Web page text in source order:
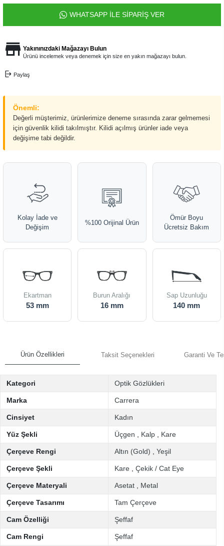
WHATSAPP İLE SİPARİŞ VER
Yakınınızdaki Mağazayı Bulun
Ürünü incelemek veya denemek için size en yakın mağazayı bulun.
Paylaş
Önemli:
Değerli müşterimiz, ürünlerimize deneme sırasında zarar gelmemesi
için güvenlik kilidi takılmıştır. Kilidi açılmış ürünler iade veya
değişime tabi değildir.
Kolay İade ve
Değişim
%100 Orijinal Ürün
Ömür Boyu
Ücretsiz Bakım
Ekartman
53 mm
Burun Aralığı
16 mm
Sap Uzunluğu
140 mm
Ürün Özellikleri Taksit Seçenekleri Garanti Ve
Kategori Optik Gözlükleri
Marka Carrera
Cinsiyet Kadın
Yüz Şekli Üçgen Kalp Kare
Çerçeve Rengi Altın (Gold) Yeşil
Çerçeve Şekli Kare Çekik / Cat Eye
Çerçeve Materyali Asetat Metal
Çerçeve Tasarımı Tam Çerçeve
Cam Özelliği Şeffaf
Cam Rengi Şeffaf